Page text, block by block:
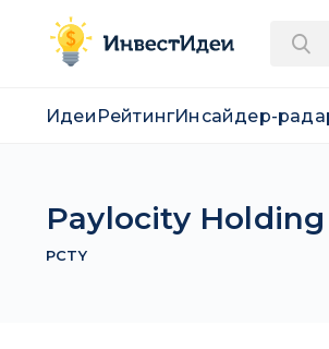
Идеи РейтингИнсайдер-
Paylocity
PCTY